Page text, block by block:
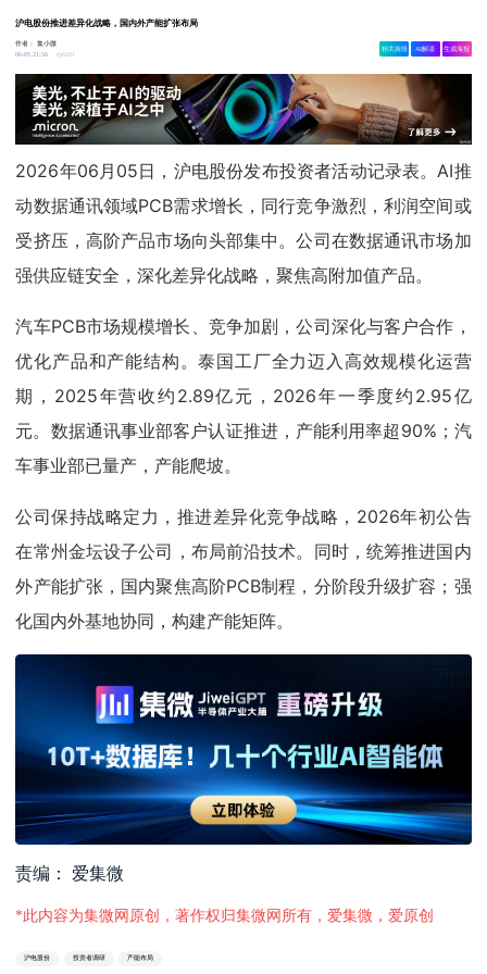
沪电股份推进差异化战略，国内外产能扩张布局
作者：集小微
06-05 21:56
6201
相关舆情 AI解读 生成海报
2026年06月05日，沪电股份发布投资者活动记录表。AI推
动数据通讯领域PCB需求增长，同行竞争激烈，利润空间或
受挤压，高阶产品市场向头部集中。公司在数据通讯市场加
强供应链安全，深化差异化战略，聚焦高附加值产品。
汽车PCB市场规模增长、竞争加剧，公司深化与客户合作，
优化产品和产能结构。泰国工厂全力迈入高效规模化运营
期，2025年营收约2.89亿元，2026年一季度约2.95亿
元。数据通讯事业部客户认证推进，产能利用率超90%；汽
车事业部已量产，产能爬坡。
公司保持战略定力，推进差异化竞争战略，2026年初公告
在常州金坛设子公司，布局前沿技术。同时，统筹推进国内
外产能扩张，国内聚焦高阶PCB制程，分阶段升级扩容；强
化国内外基地协同，构建产能矩阵。
责编： 爱集微
*此内容为集微网原创，著作权归集微网所有，爱集微，爱原创
沪电股份 投资者调研 产能布局